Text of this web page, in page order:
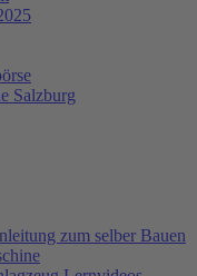
Salzburg
zum selber Bauen